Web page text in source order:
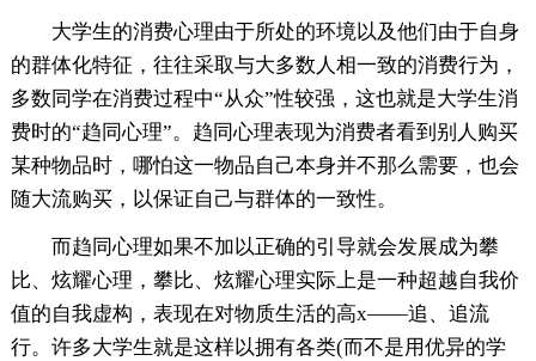
大学生的消费心理由于所处的环境以及他们由于自身
的群体化特征，往往采取与大多数人相一致的消费行为，
多数同学在消费过程中“从众”性较强，这也就是大学生消
费时的“趋同心理”。趋同心理表现为消费者看到别人购买
某种物品时，哪怕这一物品自己本身并不那么需要，也会
随大流购买，以保证自己与群体的一致性。
而趋同心理如果不加以正确的引导就会发展成为攀
比、炫耀心理，攀比、炫耀心理实际上是一种超越自我价
值的自我虚构，表现在对物质生活的高x——追、追流
行。许多大学生就是这样以拥有各类(而不是用优异的学